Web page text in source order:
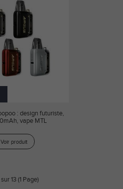
: design futuriste,
vape MTL
Voir produit
sur 13 (1 Page)